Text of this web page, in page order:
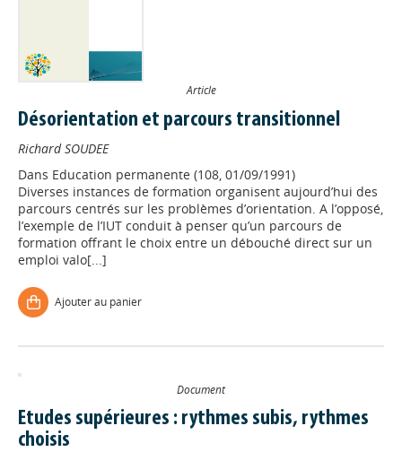
Article
Désorientation et parcours transitionnel
Richard SOUDEE
Dans Education permanente (108, 01/09/1991)
Diverses instances de formation organisent aujourd’hui des
parcours centrés sur les problèmes d’orientation. A l’opposé,
l’exemple de l’IUT conduit à penser qu’un parcours de
formation offrant le choix entre un débouché direct sur un
emploi valo[...]
Ajouter au panier
Document
Etudes supérieures : rythmes subis, rythmes
choisis